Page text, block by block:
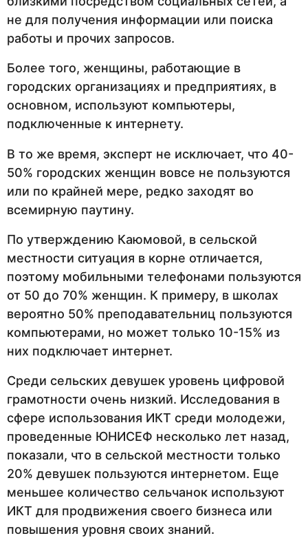
не для получения информации или поиска
работы и прочих запросов.
Более того, женщины, работающие в
городских организациях и предприятиях, в
основном, используют компьютеры,
подключенные к интернету.
В то же время, эксперт не исключает, что 40-
50% городских женщин вовсе не пользуются
или по крайней мере, редко заходят во
всемирную паутину.
По утверждению Каюмовой, в сельской
местности ситуация в корне отличается,
поэтому мобильными телефонами пользуются
от 50 до 70% женщин. К примеру, в школах
вероятно 50% преподавательниц пользуются
компьютерами, но может только 10-15% из
них подключает интернет.
Среди сельских девушек уровень цифровой
грамотности очень низкий. Исследования в
сфере использования ИКТ среди молодежи,
проведенные ЮНИСЕФ несколько лет назад,
показали, что в сельской местности только
20% девушек пользуются интернетом. Еще
меньшее количество сельчанок используют
ИКТ для продвижения своего бизнеса или
повышения уровня своих знаний.